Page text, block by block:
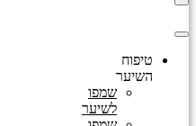
טיפוח
השיער
שמפו
לשיער